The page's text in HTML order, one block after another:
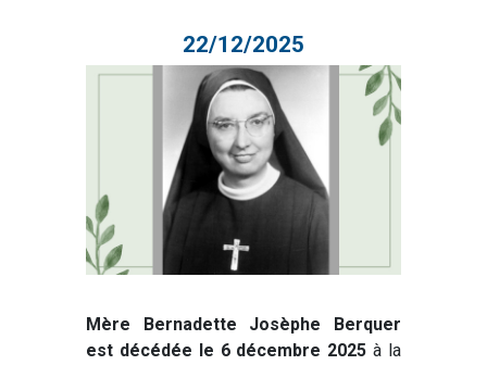
22/12/2025
Mère Bernadette Josèphe Berquer
est décédée le 6 décembre 2025 à la